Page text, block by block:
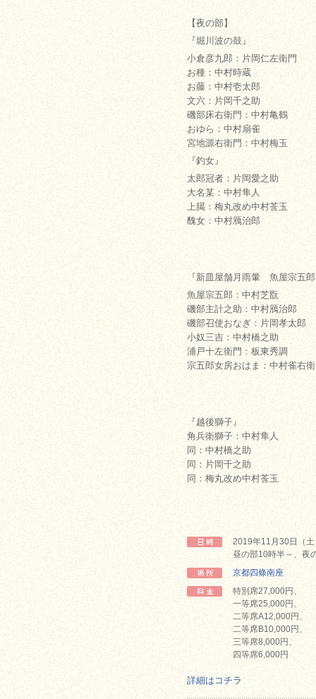
【夜の部】
『堀川波の鼓』
小倉彦九郎：片岡仁左衛門
お種：中村時蔵
お藤：中村壱太郎
文六：片岡千之助
磯部床右衛門：中村亀鶴
おゆら：中村扇雀
宮地源右衛門：中村梅玉
『釣女』
太郎冠者：片岡愛之助
大名某：中村隼人
上臈：梅丸改め中村莟玉
醜女：中村鴈治郎
『新皿屋舗月雨暈 魚屋宗五
魚屋宗五郎：中村芝翫
磯部主計之助：中村鴈治郎
磯部召使おなぎ：片岡孝太郎
小奴三吉：中村橋之助
浦戸十左衛門：板東秀調
宗五郎女房おはま：中村雀右
『越後獅子』
角兵衛獅子：中村隼人
同：中村橋之助
同：片岡千之助
同：梅丸改め中村莟玉
2019年11月30日（
昼の部10時半～、夜
京都四條南座
特別席27,000円、
一等席25,000円、
二等席A12,000円、
二等席B10,000円、
三等席8,000円、
四等席6,000円
詳細はコチラ